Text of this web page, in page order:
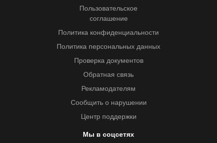
Пользовательское
соглашение
Политика конфиденциальности
Политика персональных данных
Проверка документов
Обратная связь
Рекламодателям
Сообщить о нарушении
Центр поддержки
Мы в соцсетях